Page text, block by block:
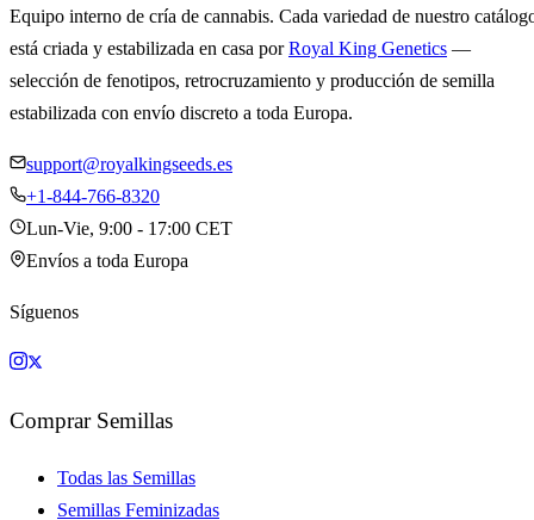
Equipo interno de cría de cannabis. Cada variedad de nuestro
está criada y estabilizada en casa porRoyal King Genetics —
selección de fenotipos, retrocruzamiento y producción de semilla
estabilizada con envío discreto a toda Europa.
support@royalkingseeds.es
+1-844-766-8320
Lun-Vie, 9:00 - 17:00 CET
Envíos a toda Europa
Síguenos
Comprar Semillas
Todas las Semillas
Semillas Feminizadas